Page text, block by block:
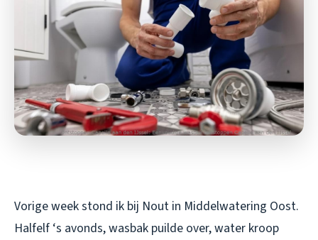
Vorige week stond ik bij Nout in Middelwatering Oost.
Halfelf ‘s avonds, wasbak puilde over, water kroop